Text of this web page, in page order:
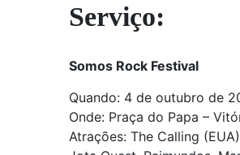
Serviço:
Somos Rock Festival
Quando: 4 de outubro de
Onde: Praça do Papa –
Atrações: The Calling